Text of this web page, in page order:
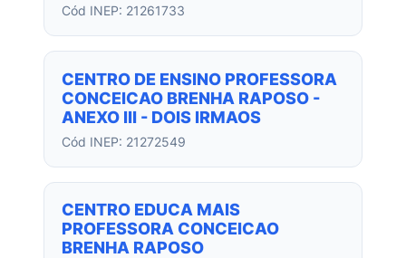
Cód INEP: 21261733
CENTRO DE ENSINO PROFESSORA
CONCEICAO BRENHA RAPOSO -
ANEXO III - DOIS IRMAOS
Cód INEP: 21272549
CENTRO EDUCA MAIS
PROFESSORA CONCEICAO
BRENHA RAPOSO